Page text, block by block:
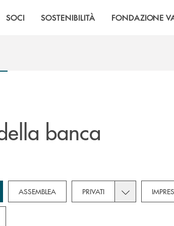
SOCI SOSTENIBILITÀ FONDAZIONE
banca
ASSEMBLEA PRIVATI Toggle